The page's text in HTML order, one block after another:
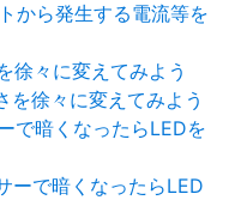
から発生する電流等を
徐々に変えてみよう
徐々に変えてみよう
で暗くなったらLEDを
ーで暗くなったらLED